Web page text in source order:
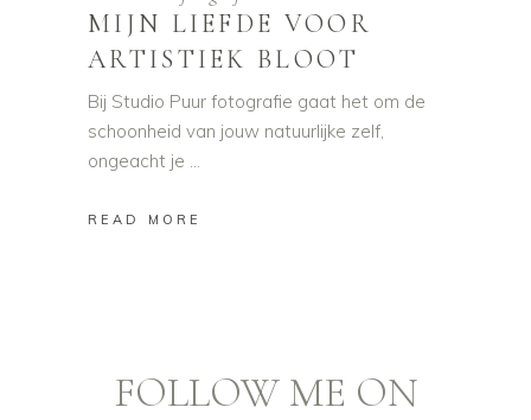
MIJN LIEFDE VOOR
ARTISTIEK BLOOT
Bij Studio Puur fotografie gaat het om de
schoonheid van jouw natuurlijke zelf,
ongeacht je
READ MORE
FOLLOW ME ON